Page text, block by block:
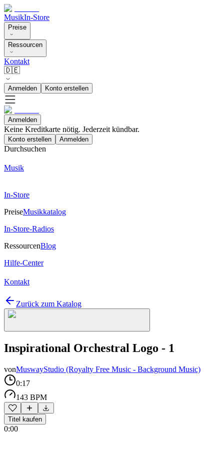
MusikIn-Store
Preise
Ressourcen
Kontakt
🇩🇪
Anmelden Konto erstellen
Anmelden
Keine Kreditkarte nötig. Jederzeit kündbar.
Konto erstellen Anmelden
Durchsuchen
Musik
In-Store
PreiseMusikkatalog
In-Store-Radios
RessourcenBlog
Hilfe-Center
Kontakt
Zurück zum Katalog
Inspirational Orchestral Logo - 1
vonMuswayStudio (Royalty Free Music - Background Music)
0:17
143 BPM
Titel kaufen
0:00